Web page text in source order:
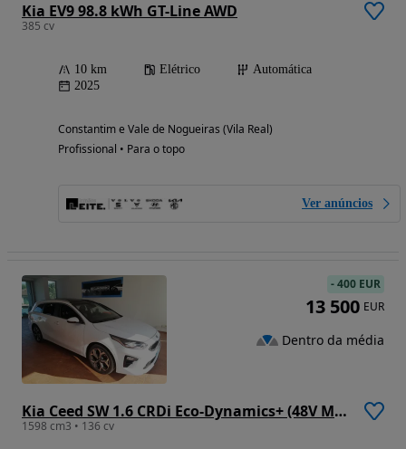
Kia EV9 98.8 kWh GT-Line AWD
385 cv
10 km Elétrico
Automática
2025
Constantim e Vale de Nogueiras (Vila Real)
Profissional • Para o topo
Ver anúncios
Kia Ceed SW 1.6 CRDi Eco-Dynamics+ (48V Mild-Hybrid) Spirit
1598 cm3 • 136 cv
-400 EUR
13 500 EUR
Dentro da média